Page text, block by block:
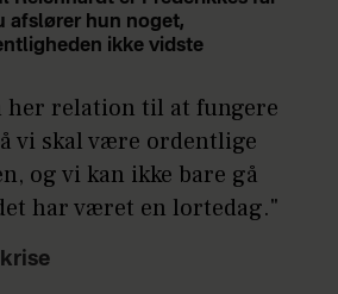
afslører hun noget,
ikke vidste
her relation til at fungere
vi skal være ordentlige
og vi kan ikke bare gå
har været en lortedag."